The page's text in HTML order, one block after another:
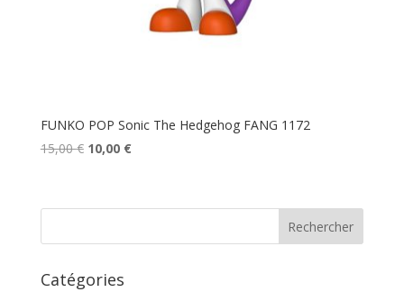
FUNKO POP Sonic The Hedgehog FANG 1172
15,00€ Le
était :
10,00 €Le
est :
Catégories